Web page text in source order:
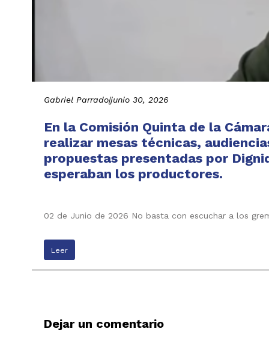
Gabriel Parrado|junio 30, 2026
En la Comisión Quinta de la
realizar mesas técnicas,
propuestas presentadas por
esperaban los productores.
02 de Junio de 2026 No basta con escuchar a los
Leer
Dejar un comentario